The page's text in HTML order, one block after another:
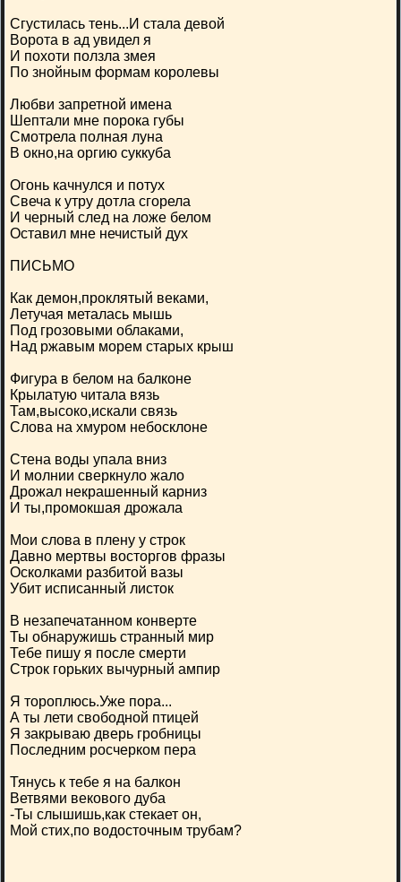
Сгустилась тень...И стала девой
Ворота в ад увидел я
И похоти ползла змея
По знойным формам королевы
Любви запретной имена
Шептали мне порока губы
Смотрела полная луна
В окно,на оргию суккуба
Огонь качнулся и потух
Свеча к утру дотла сгорела
И черный след на ложе белом
Оставил мне нечистый дух
ПИСЬМО
Как демон,проклятый веками,
Летучая металась мышь
Под грозовыми облаками,
Над ржавым морем старых крыш
Фигура в белом на балконе
Крылатую читала вязь
Там,высоко,искали связь
Слова на хмуром небосклоне
Стена воды упала вниз
И молнии сверкнуло жало
Дрожал некрашенный карниз
И ты,промокшая дрожала
Мои слова в плену у строк
Давно мертвы восторгов фразы
Осколками разбитой вазы
Убит исписанный листок
В незапечатанном конверте
Ты обнаружишь странный мир
Тебе пишу я после смерти
Строк горьких вычурный ампир
Я тороплюсь.Уже пора...
А ты лети свободной птицей
Я закрываю дверь гробницы
Последним росчерком пера
Тянусь к тебе я на балкон
Ветвями векового дуба
-Ты слышишь,как стекает он,
Мой стих,по водосточным трубам?